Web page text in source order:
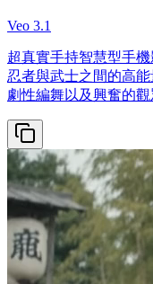
Veo 3.1
超真實手持智慧型手
忍者與武士之間的高
劇性編舞以及興奮的觀